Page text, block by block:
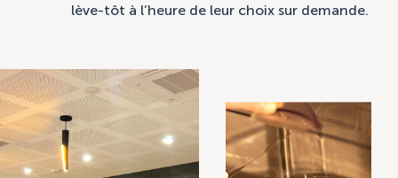
lève-tôt à l’heure de leur choix sur demande.